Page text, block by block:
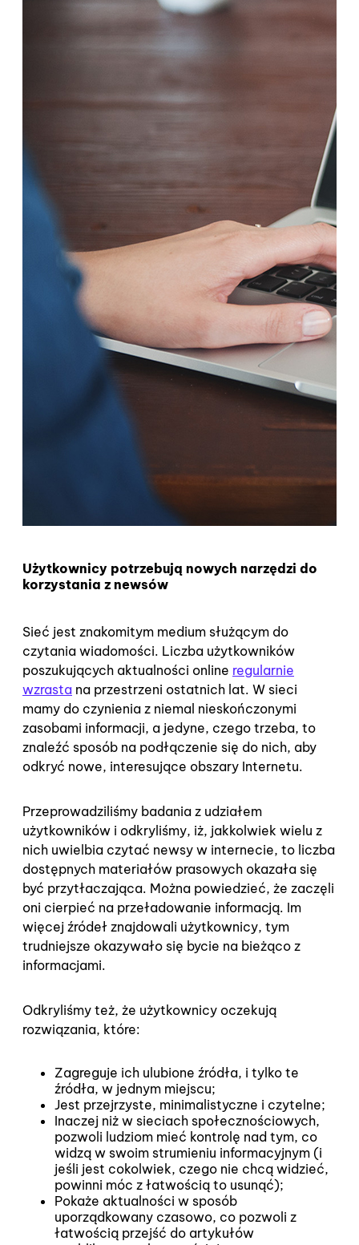
Użytkownicy potrzebują nowych narzędzi do
korzystania z newsów
Sieć jest znakomitym medium służącym do
czytania wiadomości. Liczba użytkowników
poszukujących aktualności online regularnie
wzrasta na przestrzeni ostatnich lat. W sieci
mamy do czynienia z niemal nieskończonymi
zasobami informacji, a jedyne, czego trzeba, to
znaleźć sposób na podłączenie się do nich, aby
odkryć nowe, interesujące obszary Internetu.
Przeprowadziliśmy badania z udziałem
użytkowników i odkryliśmy, iż, jakkolwiek wielu z
nich uwielbia czytać newsy w internecie, to liczba
dostępnych materiałów prasowych okazała się
być przytłaczająca. Można powiedzieć, że zaczęli
oni cierpieć na przeładowanie informacją. Im
więcej źródeł znajdowali użytkownicy, tym
trudniejsze okazywało się bycie na bieżąco z
informacjami.
Odkryliśmy też, że użytkownicy oczekują
rozwiązania, które:
Zagreguje ich ulubione źródła, i tylko te
źródła, w jednym miejscu;
Jest przejrzyste, minimalistyczne i czytelne;
Inaczej niż w sieciach społecznościowych,
pozwoli ludziom mieć kontrolę nad tym, co
widzą w swoim strumieniu informacyjnym (i
jeśli jest cokolwiek, czego nie chcą widzieć,
powinni móc z łatwością to usunąć);
Pokaże aktualności w sposób
uporządkowany czasowo, co pozwoli z
łatwością przejść do artykułów